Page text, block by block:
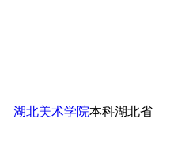
湖北美术学院本科湖北省